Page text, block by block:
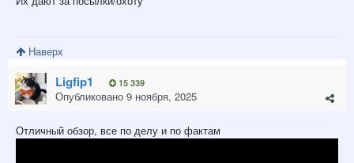
Наверх
Ligfip1 15 339
Опубликовано 9 ноября, 2025
Отличный обзор, все по делу и по фактам